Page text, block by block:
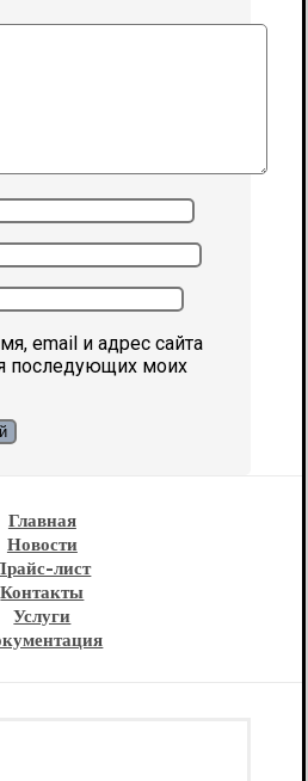
email и адрес сайта
последующих моих
Главная
Новости
лист
Контакты
Услуги